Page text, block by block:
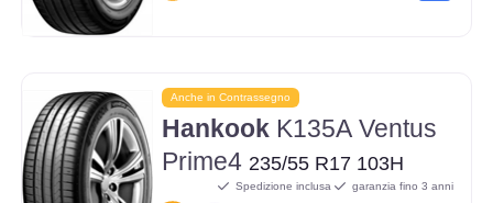
Anche in Contrassegno
Hankook K135A Ventus
Prime4 235/55 R17 103H
Spedizione inclusa garanzia fino 3 anni